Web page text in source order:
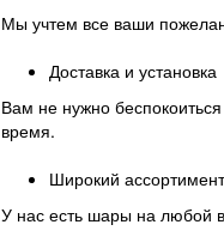
Мы учтем все ваши
Доставка и установка
Вам не нужно
время.
Широкий ассортимент
У нас есть шары на любой